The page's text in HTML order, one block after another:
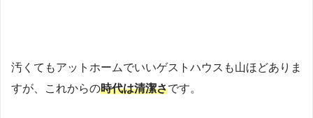
汚くてもアットホームでいいゲストハウスも山ほどありま
すが、これからの時代は清潔さです。